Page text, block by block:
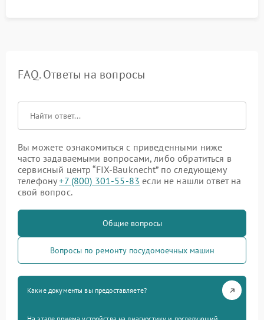
FAQ. Ответы на вопросы
Вы можете ознакомиться с приведенными ниже
часто задаваемыми вопросами, либо обратиться в
сервисный центр “FIX-Bauknecht” по следующему
телефону+7 (800) 301-55-83 если не нашли ответ на
свой вопрос.
Общие вопросы
Вопросы по ремонту посудомоечных машин
Какие документы вы предоставляете?